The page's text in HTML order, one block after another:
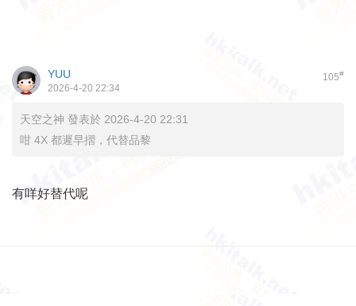
105#
YUU
2026-4-20 22:34
天空之神 發表於 2026-4-20 22:31
咁 4X 都遲早摺，代替品黎
有咩好替代呢